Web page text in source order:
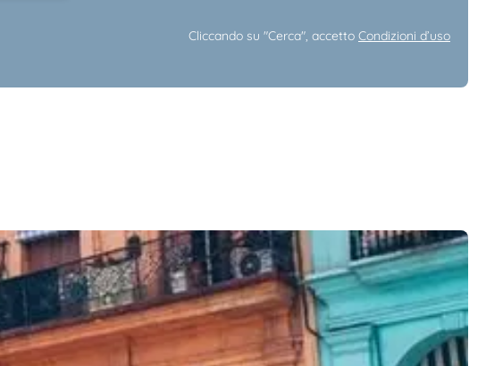
Cliccando su "Cerca", accetto Condizioni d’uso